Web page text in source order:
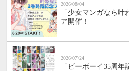
2026/08/04
「少女マンガなら
ア開催！
2026/07/24
「ビーボーイ35周